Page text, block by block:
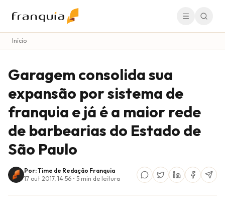
Início
Garagem consolida sua
expansão por sistema de
franquia e já é a maior rede
de barbearias do Estado de
São Paulo
Por: Time de Redação Franquia
17 out 2017, 14:56 • 5 min de leitura